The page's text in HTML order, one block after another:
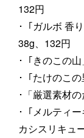
132円
･「ガルボ 香
38g、132円
･「きのこの
･「たけのこ
･「厳選素材
･「メルティ
カシスリキュ